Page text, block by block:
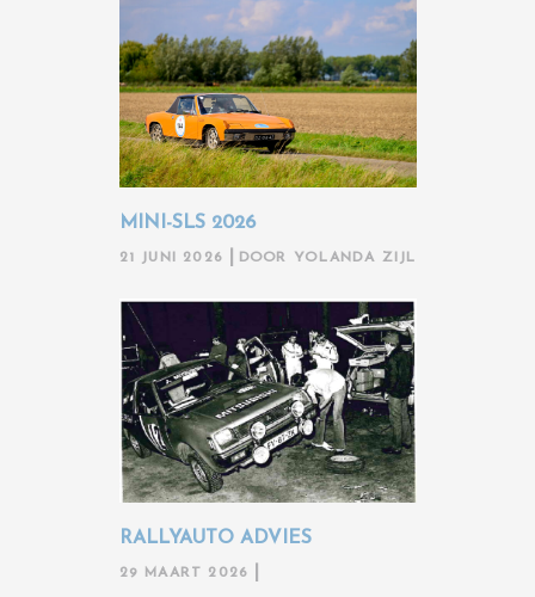
MINI-SLS 2026
21 JUNI 2026 DOOR YOLANDA ZIJL
RALLYAUTO ADVIES
29 MAART 2026